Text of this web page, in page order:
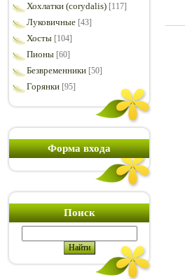
Хохлатки (corydalis) [117]
Луковичные [43]
Хосты [104]
Пионы [60]
Безвременники [50]
Горянки [95]
Форма входа
Поиск